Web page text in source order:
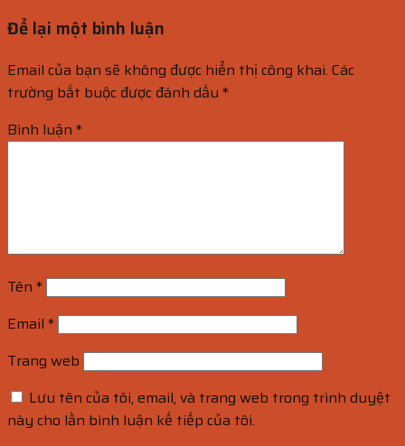
Để lại một bình luận
Email của bạn sẽ không được hiển thị công khai. Các
trường bắt buộc được đánh dấu *
Bình luận *
Tên *
Email *
Trang web
Lưu tên của tôi, email, và trang web trong trình duyệt
này cho lần bình luận kế tiếp của tôi.